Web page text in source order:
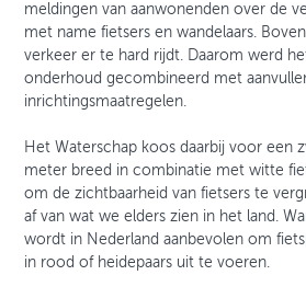
meldingen van aanwonenden over de
met name fietsers en wandelaars.
verkeer er te hard rijdt. Daarom werd
onderhoud gecombineerd met
inrichtingsmaatregelen.
Het Waterschap koos daarbij voor een
meter breed in combinatie met witte
om de zichtbaarheid van fietsers te
af van wat we elders zien in het land.
wordt in Nederland aanbevolen om
in rood of heidepaars uit te voeren.